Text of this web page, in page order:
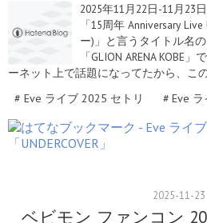
2025年11月22日-11月23
「15周年 Anniversary
ー)」と言うタイトル名
「GLION ARENA KOBE
ーネット上で話題になってたから、こ
# Eve ライブ 2025 セトリ # Eve
2025-11-23
ベビモン ファンコン